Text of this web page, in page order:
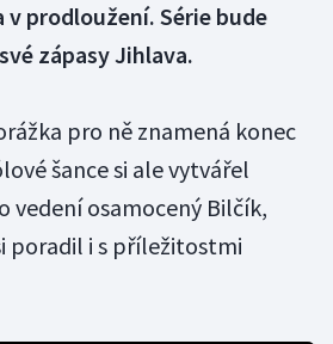
prodloužení. Série bude
zápasy Jihlava.
pro ně znamená konec
šance si ale vytvářel
vedení osamocený Bilčík,
poradil i s příležitostmi